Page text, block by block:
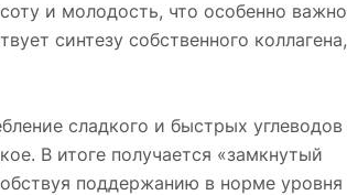
и молодость, что особенно важно
синтезу собственного коллагена,
сладкого и быстрых углеводов
В итоге получается «замкнутый
поддержанию в норме уровня